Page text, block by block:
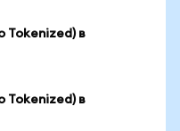
Tokenized) в
Tokenized) в